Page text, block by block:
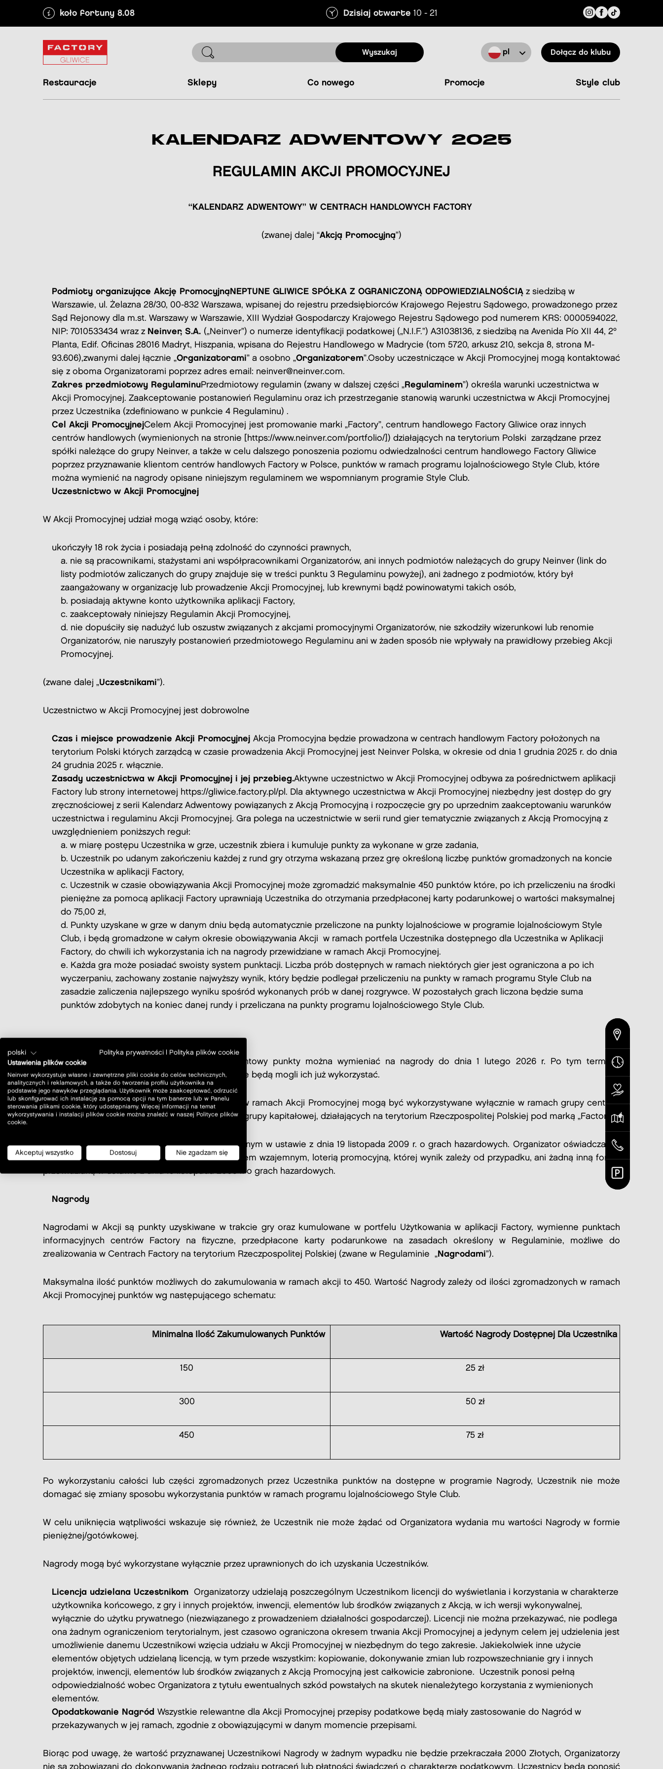
koło fortuny 8.08 Dzisiaj otwarte 10 - 21
Wyszukaj pl Dołącz do klubu
restauracje sklepy co nowego promocje style club
KALENDARZ ADWENTOWY 2025
REGULAMIN AKCJI PROMOCYJNEJ
“KALENDARZ ADWENTOWY” W CENTRACH HANDLOWYCH FACTORY
(zwanej dalej “Akcją Promocyjną”)
Podmioty organizujące Akcję Promocyjną NEPTUNE GLIWICE SPÓŁKA Z OGRANICZONĄ ODPOWIEDZIALNOŚCIĄ z siedzibą w
Warszawie, ul. Żelazna 28/30, 00-832 Warszawa, wpisanej do rejestru przedsiębiorców Krajowego Rejestru Sądowego, prowadzonego przez
Sąd Rejonowy dla m.st. Warszawy w Warszawie, XIII Wydział Gospodarczy Krajowego Rejestru Sądowego pod numerem KRS: 0000594022,
NIP: 7010533434 wraz z Neinver, S.A. („Neinver”) o numerze identyfikacji podatkowej („N.I.F.”) A31038136, z siedzibą na Avenida Pío XII 44, 2º
Planta, Edif. Oficinas 28016 Madryt, Hiszpania, wpisana do Rejestru Handlowego w Madrycie (tom 5720, arkusz 210, sekcja 8, strona M-
93.606),zwanymi dalej łącznie „Organizatorami” a osobno „Organizatorem”.Osoby uczestniczące w Akcji Promocyjnej mogą kontaktować
się z oboma Organizatorami poprzez adres email: neinver@neinver.com.
Zakres przedmiotowy RegulaminuPrzedmiotowy regulamin (zwany w dalszej części „Regulaminem”) określa warunki uczestnictwa w
Akcji Promocyjnej. Zaakceptowanie postanowień Regulaminu oraz ich przestrzeganie stanowią warunki uczestnictwa w Akcji Promocyjnej
przez Uczestnika (zdefiniowano w punkcie 4 Regulaminu) .
Cel Akcji PromocyjnejCelem Akcji Promocyjnej jest promowanie marki „Factory”, centrum handlowego Factory Gliwice oraz innych
centrów handlowych (wymienionych na stronie [https://www.neinver.com/portfolio/]) działających na terytorium Polski zarządzane przez
spółki należące do grupy Neinver, a także w celu dalszego ponoszenia poziomu odwiedzalności centrum handlowego Factory Gliwice
poprzez przyznawanie klientom centrów handlowych Factory w Polsce, punktów w ramach programu lojalnościowego Style Club, które
można wymienić na nagrody opisane niniejszym regulaminem we wspomnianym programie Style Club.
Uczestnictwo w Akcji Promocyjnej
W Akcji Promocyjnej udział mogą wziąć osoby, które:
ukończyły 18 rok życia i posiadają pełną zdolność do czynności prawnych,
nie są pracownikami, stażystami ani współpracownikami Organizatorów, ani innych podmiotów należących do grupy Neinver (link do
listy podmiotów zaliczanych do grupy znajduje się w treści punktu 3 Regulaminu powyżej), ani żadnego z podmiotów, który był
zaangażowany w organizację lub prowadzenie Akcji Promocyjnej, lub krewnymi bądź powinowatymi takich osób,
posiadają aktywne konto użytkownika aplikacji Factory,
zaakceptowały niniejszy Regulamin Akcji Promocyjnej,
nie dopuściły się nadużyć lub oszustw związanych z akcjami promocyjnymi Organizatorów, nie szkodziły wizerunkowi lub renomie
Organizatorów, nie naruszyły postanowień przedmiotowego Regulaminu ani w żaden sposób nie wpływały na prawidłowy przebieg Akcji
Promocyjnej.
(zwane dalej „Uczestnikami”).
Uczestnictwo w Akcji Promocyjnej jest dobrowolne
Czas i miejsce prowadzenie Akcji Promocyjnej Akcja Promocyjna będzie prowadzona w centrach handlowym Factory położonych na
terytorium Polski których zarządcą w czasie prowadzenia Akcji Promocyjnej jest Neinver Polska, w okresie od dnia 1 grudnia 2025 r. do dnia
24 grudnia 2025 r. włącznie.
Zasady uczestnictwa w Akcji Promocyjnej i jej przebieg.Aktywne uczestnictwo w Akcji Promocyjnej odbywa za pośrednictwem aplikacji
Factory lub strony internetowej https://gliwice.factory.pl/pl . Dla aktywnego uczestnictwa w Akcji Promocyjnej niezbędny jest dostęp do gry
zręcznościowej z serii Kalendarz Adwentowy powiązanych z Akcją Promocyjną i rozpoczęcie gry po uprzednim zaakceptowaniu warunków
uczestnictwa i regulaminu Akcji Promocyjnej. Gra polega na uczestnictwie w serii rund gier tematycznie związanych z Akcją Promocyjną z
uwzględnieniem poniższych reguł:
w miarę postępu Uczestnika w grze, uczestnik zbiera i kumuluje punkty za wykonane w grze zadania,
Uczestnik po udanym zakończeniu każdej z rund gry otrzyma wskazaną przez grę określoną liczbę punktów gromadzonych na koncie
Uczestnika w aplikacji Factory,
Uczestnik w czasie obowiązywania Akcji Promocyjnej może zgromadzić maksymalnie 450 punktów które, po ich przeliczeniu na środki
pieniężne za pomocą aplikacji Factory uprawniają Uczestnika do otrzymania przedpłaconej karty podarunkowej o wartości maksymalnej
do 75,00 zł,
Punkty uzyskane w grze w danym dniu będą automatycznie przeliczone na punkty lojalnościowe w programie lojalnościowym Style
Club, i będą gromadzone w całym okresie obowiązywania Akcji w ramach portfela Uczestnika dostępnego dla Uczestnika w Aplikacji
Factory, do chwili ich wykorzystania ich na nagrody przewidziane w ramach Akcji Promocyjnej.
Każda gra może posiadać swoisty system punktacji. Liczba prób dostępnych w ramach niektórych gier jest ograniczona a po ich
wyczerpaniu, zachowany zostanie najwyższy wynik, który będzie podlegał przeliczeniu na punkty w ramach programu Style Club na
zasadzie zaliczenia najlepszego wyniku spośród wykonanych prób w danej rozgrywce. W pozostałych grach liczona będzie suma
punktów zdobytych na koniec danej rundy i przeliczana na punkty programu lojalnościowego Style Club.
Zgromadzone w ramach akcji Kalendarz Adwentowy punkty można wymieniać na nagrody do dnia 1 lutego 2026 r. Po tym terminie
niewykorzystane punkty wygasną, a Uczestnicy nie będą mogli ich już wykorzystać.
Organizatorzy zaznaczają, że nagrody przyznane w ramach Akcji Promocyjnej mogą być wykorzystywane wyłącznie w ramach grupy centrów
handlowych należących do podmiotów tej samej grupy kapitałowej, działających na terytorium Rzeczpospolitej Polskiej pod marką „Factory”.
Akcja nie podlega zatwierdzeniu w trybie określonym w ustawie z dnia 19 listopada 2009 r. o grach hazardowych. Organizator oświadcza, że
Akcja nie jest grą losową, loterią fantową, zakładem wzajemnym, loterią promocyjną, której wynik zależy od przypadku, ani żadną inną formą
przewidzianą w ustawie z dnia 19 listopada 2009 r. o grach hazardowych.
Nagrody
Nagrodami w Akcji są punkty uzyskiwane w trakcie gry oraz kumulowane w portfelu Użytkowania w aplikacji Factory, wymienne punktach
informacyjnych centrów Factory na fizyczne, przedpłacone karty podarunkowe na zasadach określony w Regulaminie, możliwe do
zrealizowania w Centrach Factory na terytorium Rzeczpospolitej Polskiej (zwane w Regulaminie „Nagrodami”).
Maksymalna ilość punktów możliwych do zakumulowania w ramach akcji to 450. Wartość Nagrody zależy od ilości zgromadzonych w ramach
Akcji Promocyjnej punktów wg następującego schematu:
Minimalna Ilość Zakumulowanych Punktów Wartość Nagrody Dostępnej Dla Uczestnika
150 25 zł
300 50 zł
450 75 zł
Po wykorzystaniu całości lub części zgromadzonych przez Uczestnika punktów na dostępne w programie Nagrody, Uczestnik nie może
domagać się zmiany sposobu wykorzystania punktów w ramach programu lojalnościowego Style Club.
W celu uniknięcia wątpliwości wskazuje się również, że Uczestnik nie może żądać od Organizatora wydania mu wartości Nagrody w formie
pieniężnej/gotówkowej.
Nagrody mogą być wykorzystane wyłącznie przez uprawnionych do ich uzyskania Uczestników.
Licencja udzielana Uczestnikom
Organizatorzy udzielają poszczególnym Uczestnikom licencji do wyświetlania i korzystania w charakterze
użytkownika końcowego, z gry i innych projektów, inwencji, elementów lub środków związanych z Akcją, w ich wersji wykonywalnej,
wyłącznie do użytku prywatnego (niezwiązanego z prowadzeniem działalności gospodarczej). Licencji nie można przekazywać, nie podlega
ona żadnym ograniczeniom terytorialnym, jest czasowo ograniczona okresem trwania Akcji Promocyjnej a jedynym celem jej udzielenia jest
umożliwienie danemu Uczestnikowi wzięcia udziału w Akcji Promocyjnej w niezbędnym do tego zakresie. Jakiekolwiek inne użycie
elementów objętych udzielaną licencją, w tym przede wszystkim: kopiowanie, dokonywanie zmian lub rozpowszechnianie gry i innych
projektów, inwencji, elementów lub środków związanych z Akcją Promocyjną jest całkowicie zabronione.
Uczestnik ponosi pełną
odpowiedzialność wobec Organizatora z tytułu ewentualnych szkód powstałych na skutek nienależytego korzystania z wymienionych
elementów.
Opodatkowanie Nagród Wszystkie relewantne dla Akcji Promocyjnej przepisy podatkowe będą miały zastosowanie do Nagród w
przekazywanych w jej ramach, zgodnie z obowiązującymi w danym momencie przepisami.
Biorąc pod uwagę, że wartość przyznawanej Uczestnikowi Nagrody w żadnym wypadku nie będzie przekraczała 2000 Złotych, Organizatorzy
nie są zobowiązani do dokonywania żadnego rodzaju potrąceń lub płatności świadczeń o charakterze podatkowym. Uczestnicy będą ponosić
polski Polityka prywatności
Polityka plików cookie
Ustawienia plików cookie
Neinver wykorzystuje własne i zewnętrzne pliki cookie do celów technicznych,
analitycznych i reklamowych, a także do tworzenia profilu użytkownika na
podstawie jego nawyków przeglądania. Użytkownik może zaakceptować, odrzucić
lub skonfigurować ich instalację za pomocą opcji na tym banerze lub w Panelu
sterowania plikami cookie, który udostępniamy. Więcej informacji na temat
wykorzystywania i instalacji plików cookie można znaleźć w naszej Polityce plików
cookie.
Akceptuj wszystko Dostosuj Nie zgadzam się